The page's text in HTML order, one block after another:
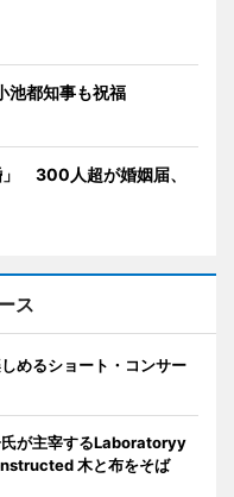
都知事も祝福
300人超が婚姻届、
ス
めるショート・コンサー
氏が主宰するLaboratoryy
木と布をそば